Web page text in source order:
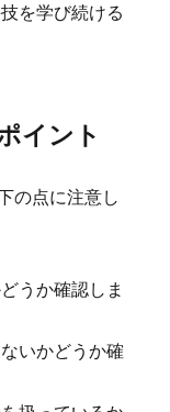
を学び続ける
イント
の点に注意し
うか確認しま
いかどうか確